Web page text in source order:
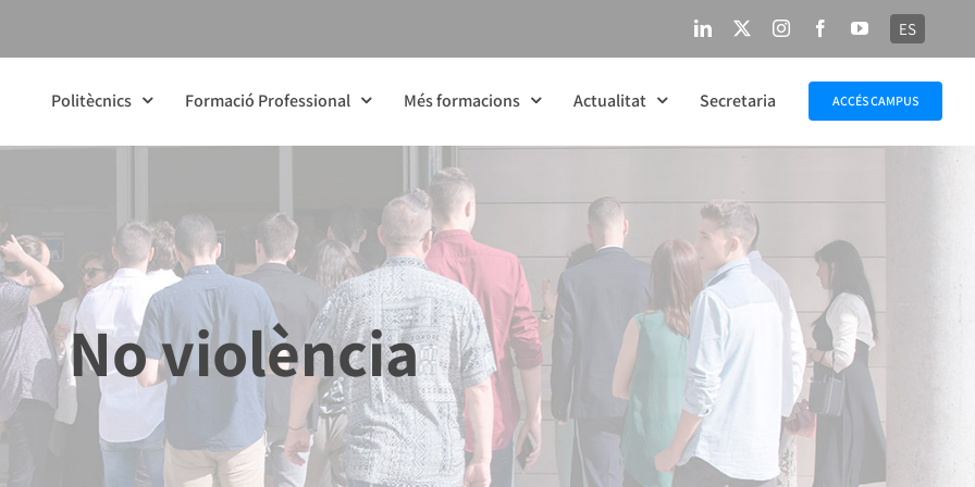
LinkedIn InstagramFacebookYouTube
ES
Politècnics Formació Professional Més formacions Actualitat Secretaria ACCÉS CAMPUS
No violència